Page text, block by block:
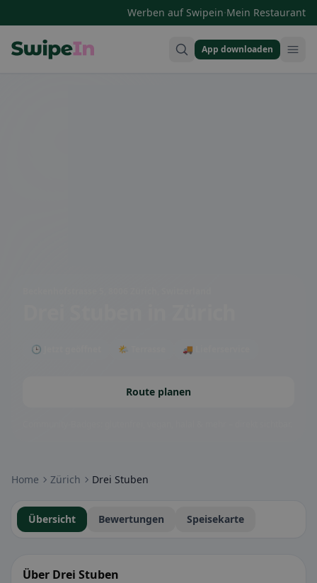
Werben auf Swipein·Mein Restaurant
App downloaden
🕒 Jetzt geöffnet 🌤 Terrasse 🚚 Lieferservice
Route planen
Home Zürich Drei Stuben
Übersicht Bewertungen Speisekarte
Über Drei Stuben